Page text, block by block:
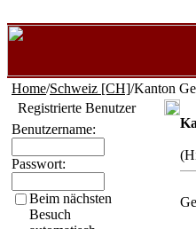
Home/Schweiz [CH]/Kanton
Registrierte Benutzer
Benutzername:
Passwort:
Beim nächsten
Besuch